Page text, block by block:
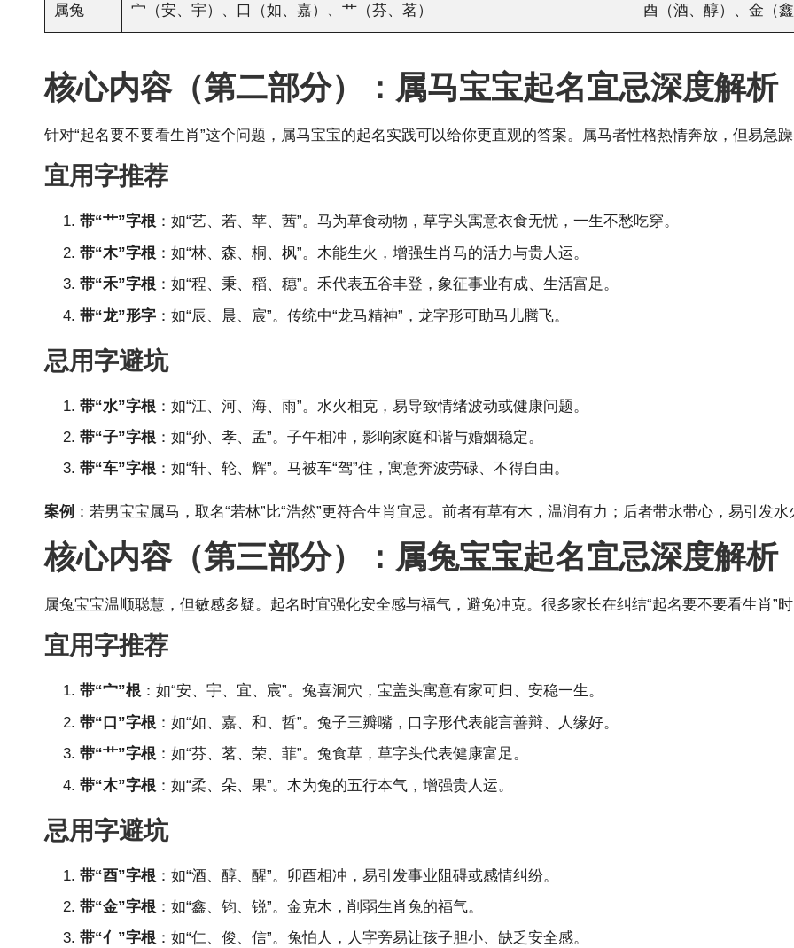
属兔 宀（安、宇）、口（如、嘉）、艹（芬、茗） 酉（酒、醇）、金（
核心内容（第二部分）：属马宝宝起名宜忌深度解析
针对“起名要不要看生肖”这个问题，属马宝宝的起名实践可以给你更直观的答案。属马者性格热情奔放，但易急
宜用字推荐
带“艹”字根 ：如“艺、若、苹、茜”。马为草食动物，草字头寓意衣食无忧，一生不愁吃穿。
带“木”字根 ：如“林、森、桐、枫”。木能生火，增强生肖马的活力与贵人运。
带“禾”字根 ：如“程、秉、稻、穗”。禾代表五谷丰登，象征事业有成、生活富足。
带“龙”形字 ：如“辰、晨、宸”。传统中“龙马精神”，龙字形可助马儿腾飞。
忌用字避坑
带“水”字根 ：如“江、河、海、雨”。水火相克，易导致情绪波动或健康问题。
带“子”字根 ：如“孙、孝、孟”。子午相冲，影响家庭和谐与婚姻稳定。
带“车”字根 ：如“轩、轮、辉”。马被车“驾”住，寓意奔波劳碌、不得自由。
案例 ：若男宝宝属马，取名“若林”比“浩然”更符合生肖宜忌。前者有草有木，温润有力；后者带水带心，易引发水
核心内容（第三部分）：属兔宝宝起名宜忌深度解析
属兔宝宝温顺聪慧，但敏感多疑。起名时宜强化安全感与福气，避免冲克。很多家长在纠结“起名要不要看生肖”
宜用字推荐
带“宀”根 ：如“安、宇、宜、宸”。兔喜洞穴，宝盖头寓意有家可归、安稳一生。
带“口”字根 ：如“如、嘉、和、哲”。兔子三瓣嘴，口字形代表能言善辩、人缘好。
带“艹”字根 ：如“芬、茗、荣、菲”。兔食草，草字头代表健康富足。
带“木”字根 ：如“柔、朵、果”。木为兔的五行本气，增强贵人运。
忌用字避坑
带“酉”字根 ：如“酒、醇、醒”。卯酉相冲，易引发事业阻碍或感情纠纷。
带“金”字根 ：如“鑫、钧、锐”。金克木，削弱生肖兔的福气。
带“亻”字根 ：如“仁、俊、信”。兔怕人，人字旁易让孩子胆小、缺乏安全感。